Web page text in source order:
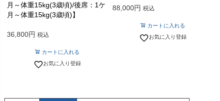
月～体重15kg(3歳頃)/後席：1ケ
月～体重15kg(3歳頃)】
36,800 税込
カートに入れる
お気に入り登録
88,000 税込
カートに入れる
お気に入り登録